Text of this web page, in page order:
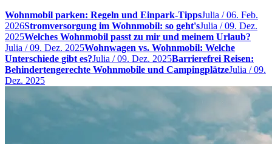
Wohnmobil parken: Regeln und Einpark-TippsJulia /06. Feb.
2026Stromversorgung im Wohnmobil: so geht'sJulia /09. Dez.
2025Welches Wohnmobil passt zu mir und meinem Urlaub?
Julia /09. Dez. 2025Wohnwagen vs. Wohnmobil: Welche
Unterschiede gibt es?Julia /09. Dez. 2025Barrierefrei Reisen:
Behindertengerechte Wohnmobile und CampingplätzeJulia /09.
Dez. 2025